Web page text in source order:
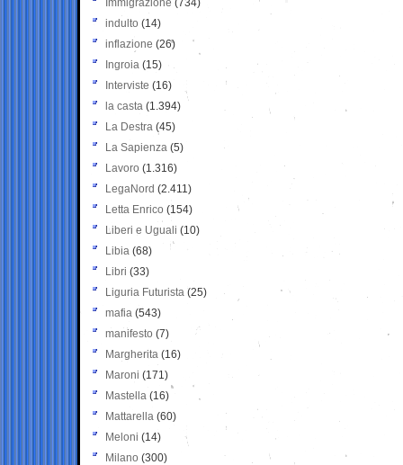
Immigrazione (734)
indulto (14)
inflazione (26)
Ingroia (15)
Interviste (16)
la casta (1.394)
La Destra (45)
La Sapienza (5)
Lavoro (1.316)
LegaNord (2.411)
Letta Enrico (154)
Liberi e Uguali (10)
Libia (68)
Libri (33)
Liguria Futurista (25)
mafia (543)
manifesto (7)
Margherita (16)
Maroni (171)
Mastella (16)
Mattarella (60)
Meloni (14)
Milano (300)